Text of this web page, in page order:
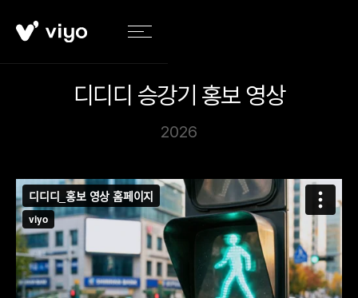
디디디 승강기 홍보 영상
2026